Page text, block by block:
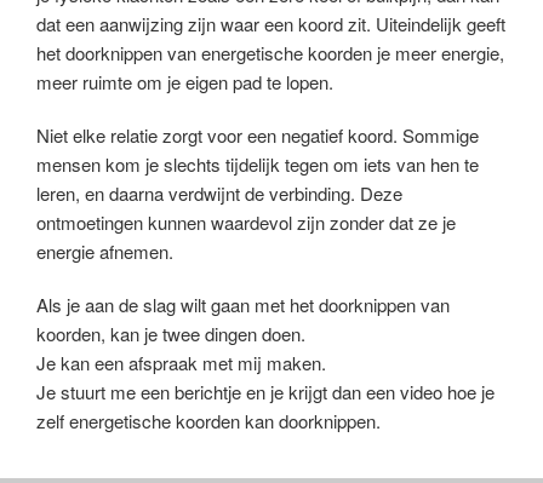
dat een aanwijzing zijn waar een koord zit. Uiteindelijk geeft
het doorknippen van energetische koorden je meer energie,
meer ruimte om je eigen pad te lopen.
Niet elke relatie zorgt voor een negatief koord. Sommige
mensen kom je slechts tijdelijk tegen om iets van hen te
leren, en daarna verdwijnt de verbinding. Deze
ontmoetingen kunnen waardevol zijn zonder dat ze je
energie afnemen.
Als je aan de slag wilt gaan met het doorknippen van
koorden, kan je twee dingen doen.
Je kan een afspraak met mij maken.
Je stuurt me een berichtje en je krijgt dan een video hoe je
zelf energetische koorden kan doorknippen.